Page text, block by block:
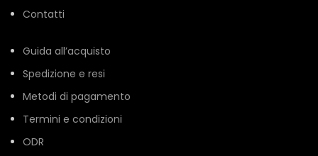
Contatti
Guida all’acquisto
Spedizione e resi
Metodi di pagamento
Termini e condizioni
ODR